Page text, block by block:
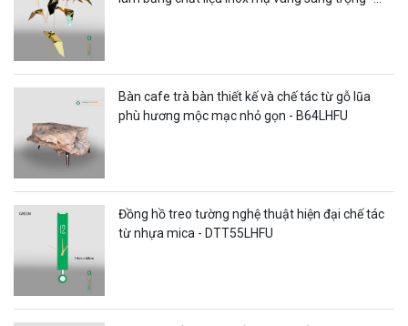
Bàn cafe trà bàn thiết kế và chế tác từ gỗ lũa
phù hương mộc mạc nhỏ gọn - B64LHFU
Đồng hồ treo tường nghệ thuật hiện đại chế tác
từ nhựa mica - DTT55LHFU